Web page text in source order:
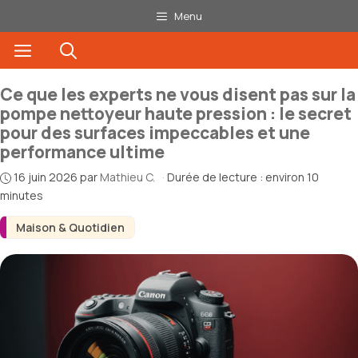
au
contenu
Menu
Menu
Maison & Quotidien
Ce que les experts ne vous disent pas sur la
pompe nettoyeur haute pression : le secret
pour des surfaces impeccables et une
performance ultime
16 juin 2026 par Mathieu C. · Durée de lecture : environ 10
minutes